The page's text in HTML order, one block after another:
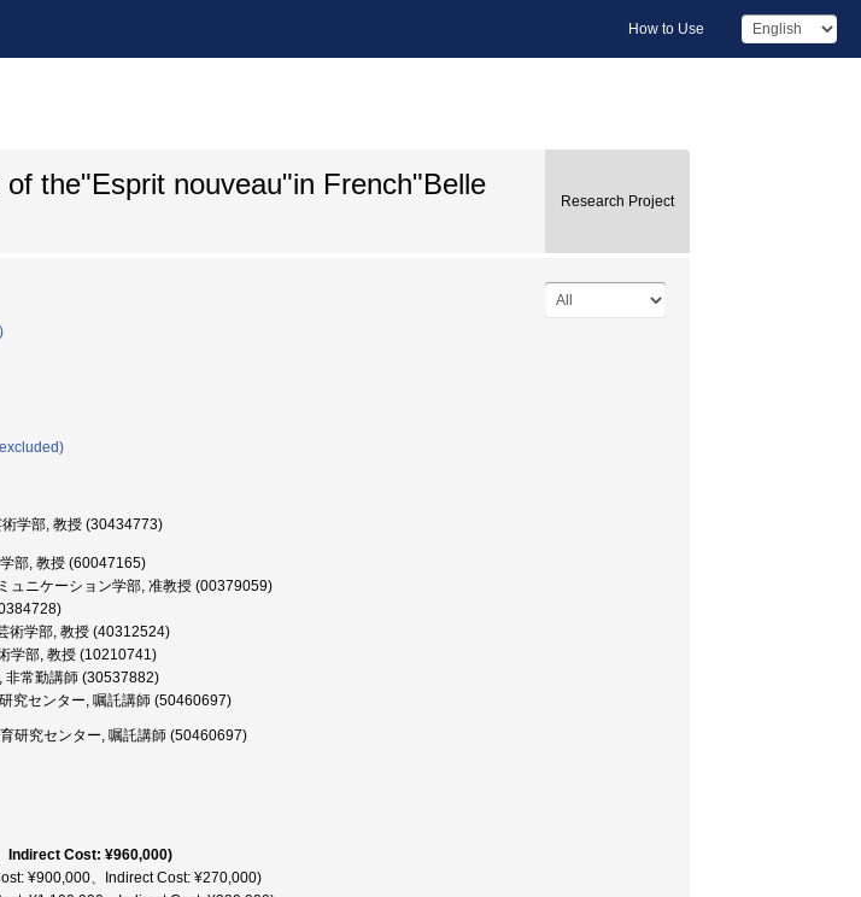
How to Use
the"Esprit nouveau"in French"Belle
Research Project
学部, 教授 (30434773)
部, 教授 (60047165)
ュニケーション学部, 准教授 (00379059)
術学部, 教授 (40312524)
学部, 教授 (10210741)
非常勤講師 (30537882)
究センター, 嘱託講師 (50460697)
研究センター, 嘱託講師 (50460697)
Indirect Cost: ¥960,000)
¥900,000、Indirect Cost: ¥270,000)